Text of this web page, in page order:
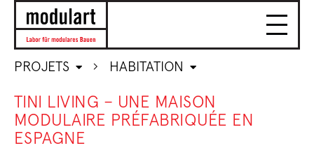
PROJETS HABITATION
TINI LIVING – UNE MAISON
MODULAIRE PRÉFABRIQUÉE EN
ESPAGNE